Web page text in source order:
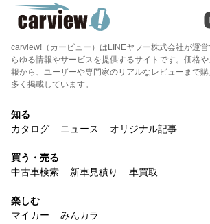
carview!（カービュー）はLINEヤフー株式会社が運
らゆる情報やサービスを提供するサイトです。価格
報から、ユーザーや専門家のリアルなレビューまで
多く掲載しています。
知る
カタログ
ニュース オリジナル記事
買う・売る
中古車検索
新車見積り 車買取
楽しむ
マイカー
みんカラ